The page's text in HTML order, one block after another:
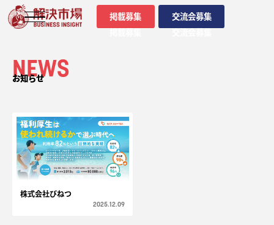
掲載募集
掲載募集
交流会募集
交流会募集
NEWS
お知らせ
株式会社びねつ
2025.12.09